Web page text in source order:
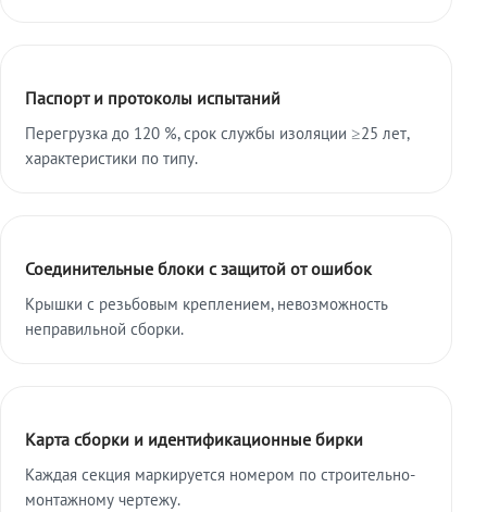
Паспорт и протоколы испытаний
Перегрузка до 120 %, срок службы изоляции ≥25 лет,
характеристики по типу.
Соединительные блоки с защитой от ошибок
Крышки с резьбовым креплением, невозможность
неправильной сборки.
Карта сборки и идентификационные бирки
Каждая секция маркируется номером по строительно-
монтажному чертежу.